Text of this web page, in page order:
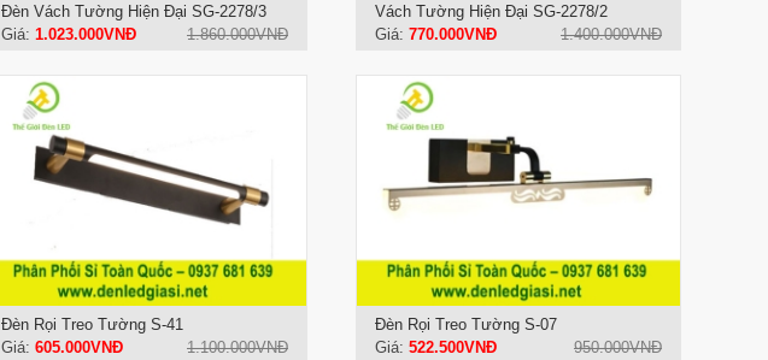
Đèn Vách Tường Hiện Đại SG-2278/3
Giá: 1.023.000VNĐ 1.860.000VNĐ
Vách Tường Hiện Đại SG-2278/2
Giá: 770.000VNĐ 1.400.000VNĐ
Đèn Rọi Treo Tường S-41
Giá: 605.000VNĐ 1.100.000VNĐ
Đèn Rọi Treo Tường S-07
Giá: 522.500VNĐ 950.000VNĐ